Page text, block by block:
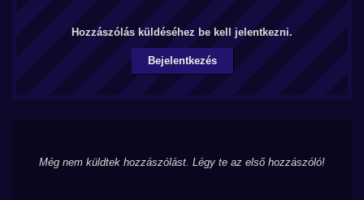
Hozzászólás küldéséhez be kell jelentkezni.
Bejelentkezés
Még nem küldtek hozzászólást. Légy te az első hozzászóló!